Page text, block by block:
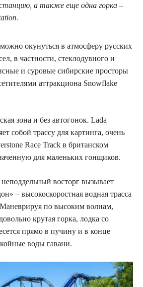
а также еще одна горка –
окунуться в атмосферу русских
в частности, стеклодувного и
и суровые сибирские просторы
аттракциона Snowflake
зона и без автогонок. Lada
собой трассу для картинга, очень
Race Track в британском
для маленьких гонщиков.
неподдельный восторг вызывает
– высокоскоростная водная трасса
по высоким волнам,
крутая горка, лодка со
прямо в пучину и в конце
воды гавани.